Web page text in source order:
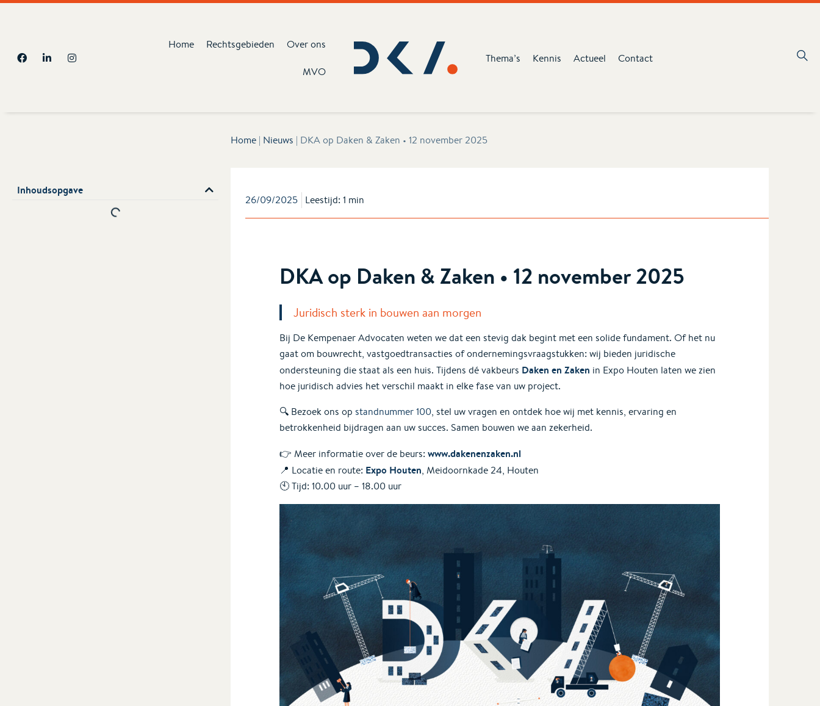
Home Rechtsgebieden Over ons
MVO
Thema’s Kennis Actueel Contact
Home | Nieuws | DKA op Daken & Zaken • 12 november 2025
Inhoudsopgave
26/09/2025 Leestijd: 1 min
DKA op Daken & Zaken • 12 november 2025
Juridisch sterk in bouwen aan morgen
Bij De Kempenaer Advocaten weten we dat een stevig dak begint met een solide fundament. Of het nu
gaat om bouwrecht, vastgoedtransacties of ondernemingsvraagstukken: wij bieden juridische
ondersteuning die staat als een huis. Tijdens dé vakbeurs Daken en Zaken in Expo Houten laten we zien
hoe juridisch advies het verschil maakt in elke fase van uw project.
🔍 Bezoek ons op standnummer 100, stel uw vragen en ontdek hoe wij met kennis, ervaring en
betrokkenheid bijdragen aan uw succes. Samen bouwen we aan zekerheid.
👉 Meer informatie over de beurs: www.dakenenzaken.nl
📍 Locatie en route: Expo Houten, Meidoornkade 24, Houten
🕙 Tijd: 10.00 uur – 18.00 uur